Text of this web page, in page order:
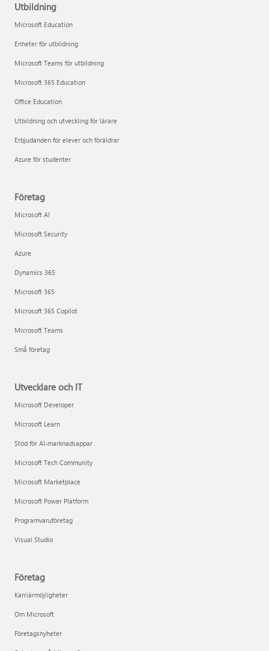
Utbildning
Microsoft Education
Enheter för utbildning
Microsoft Teams för utbildning
Microsoft 365 Education
Office Education
Utbildning och utveckling för lärare
Erbjudanden för elever och föräldrar
Azure för studenter
Företag
Microsoft AI
Microsoft Security
Azure
Dynamics 365
Microsoft 365
Microsoft 365 Copilot
Microsoft Teams
Små företag
Utvecklare och IT
Microsoft Developer
Microsoft Learn
Stöd för AI-marknadsappar
Microsoft Tech Community
Microsoft Marketplace
Microsoft Power Platform
Programvaruföretag
Visual Studio
Företag
Karriärmöjligheter
Om Microsoft
Företagsnyheter